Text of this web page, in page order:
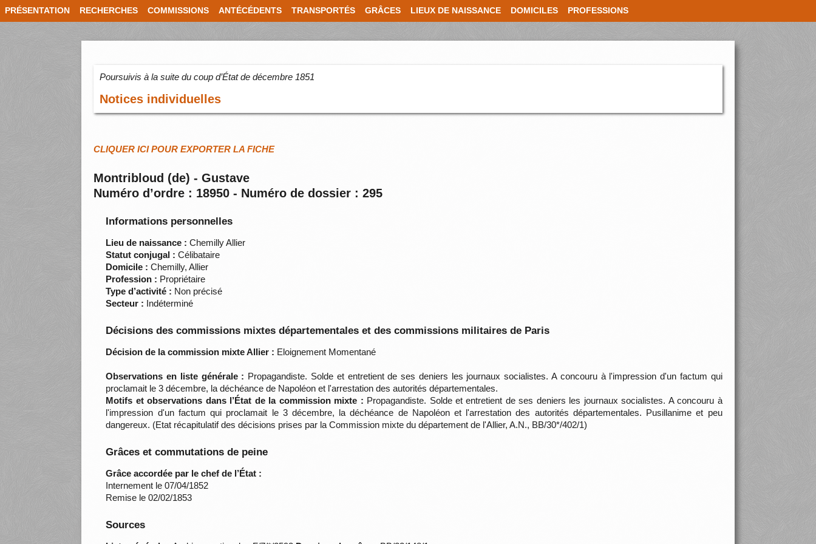
PRÉSENTATION RECHERCHES COMMISSIONS ANTÉCÉDENTS TRANSPORTÉS GRÂCES LIEUX DE NAISSANCE DOMICILES PROFESSIONS
Poursuivis à la suite du coup d’État de décembre 1851
Notices individuelles
CLIQUER ICI POUR EXPORTER LA FICHE
Montribloud (de) - Gustave
Numéro d’ordre : 18950 - Numéro de dossier : 295
Informations personnelles
Lieu de naissance : Chemilly Allier
Statut conjugal : Célibataire
Domicile : Chemilly, Allier
Profession : Propriétaire
Type d’activité : Non précisé
Secteur : Indéterminé
Décisions des commissions mixtes départementales et des commissions militaires de Paris
Décision de la commission mixte Allier : Eloignement Momentané
Observations en liste générale : Propagandiste. Solde et entretient de ses deniers les journaux socialistes. A concouru à l'impression d'un factum qui
proclamait le 3 décembre, la déchéance de Napoléon et l'arrestation des autorités départementales.
Motifs et observations dans l’État de la commission mixte : Propagandiste. Solde et entretient de ses deniers les journaux socialistes. A concouru à
l'impression d'un factum qui proclamait le 3 décembre, la déchéance de Napoléon et l'arrestation des autorités départementales. Pusillanime et peu
dangereux. (Etat récapitulatif des décisions prises par la Commission mixte du département de l'Allier, A.N., BB/30*/402/1)
Grâces et commutations de peine
Grâce accordée par le chef de l’État :
Internement le 07/04/1852
Remise le 02/02/1853
Sources